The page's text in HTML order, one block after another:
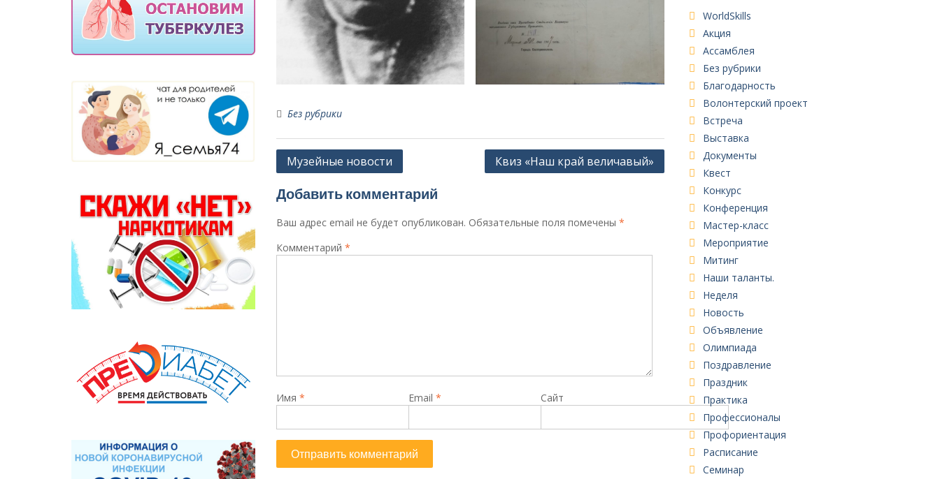
Без рубрики
Навигация
записям
Музейные новости Квиз «Наш край величавый»
Добавить комментарий
Ваш адрес email не будет опубликован. Обязательные поля помечены *
Комментарий *
Имя * Email * Сайт
WorldSkills
Акция
Ассамблея
Без рубрики
Благодарность
Волонтерский проект
Встреча
Выставка
Документы
Квест
Конкурс
Конференция
Мастер-класс
Мероприятие
Митинг
Наши таланты.
Неделя
Новость
Объявление
Олимпиада
Поздравление
Праздник
Практика
Профессионалы
Профориентация
Расписание
Семинар